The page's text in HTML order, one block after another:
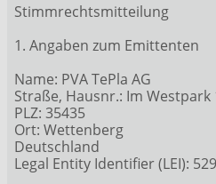
Stimmrechtsmitteilung
1. Angaben zum Emittenten
Name: PVA TePla AG
Straße, Hausnr.: Im Westpark
PLZ: 35435
Ort: Wettenberg
Deutschland
Legal Entity Identifier (LEI):